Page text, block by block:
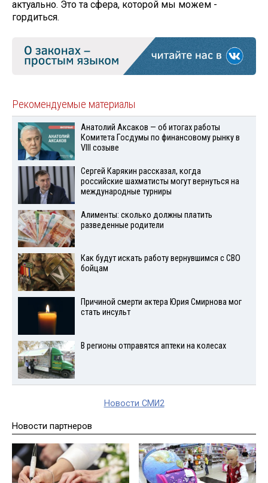
актуально. Это та сфера, которой мы можем ­
гордиться.
Рекомендуемые материалы
Анатолий Аксаков — об итогах работы
Комитета Госдумы по финансовому рынку в
VIII созыве
Сергей Карякин рассказал, когда
российские шахматисты могут вернуться на
международные турниры
Алименты: сколько должны платить
разведенные родители
Как будут искать работу вернувшимся с СВО
бойцам
Причиной смерти актера Юрия Смирнова мог
стать инсульт
В регионы отправятся аптеки на колесах
Новости СМИ2
Новости партнеров